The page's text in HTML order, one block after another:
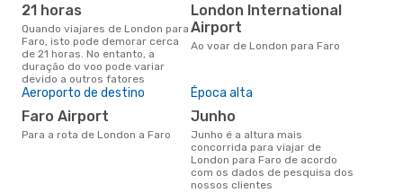
21 horas
Quando viajares de London para
Faro, isto pode demorar cerca
de 21 horas. No entanto, a
duração do voo pode variar
devido a outros fatores
London International
Airport
Ao voar de London para Faro
Aeroporto de destino
Faro Airport
Para a rota de London a Faro
Época alta
junho
junho é a altura mais
concorrida para viajar de
London para Faro de acordo
com os dados de pesquisa dos
nossos clientes